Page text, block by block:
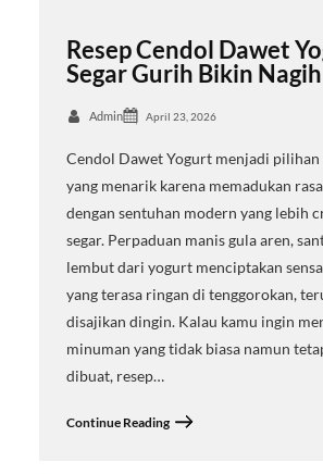
Resep Cendol Dawet
Segar Gurih Bikin Nagih
Admin April 23, 2026
Cendol Dawet Yogurt menjadi
yang menarik karena memadukan
dengan sentuhan modern yang lebih
segar. Perpaduan manis gula aren,
lembut dari yogurt menciptakan
yang terasa ringan di tenggorokan,
disajikan dingin. Kalau kamu ingin
minuman yang tidak biasa namun
dibuat, resep…
Continue Reading